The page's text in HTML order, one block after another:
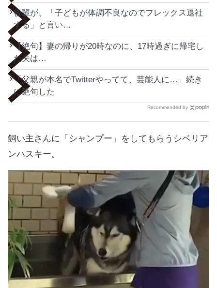
後輩が、「子どもが体調不良なのでフレックス退社
する」と言い…
【絶句】妻の帰りが20時なのに、17時過ぎに帰宅し
た夫は…
「父親が本名でTwitterやってて、芸能人に…」続き
に絶句した
Recommended by
飼い主さんに「シャンプー」をしてもらうシベリア
ンハスキー。